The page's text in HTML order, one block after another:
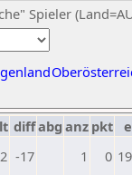
Spieler
diffabg anz pkt
-17 1 0